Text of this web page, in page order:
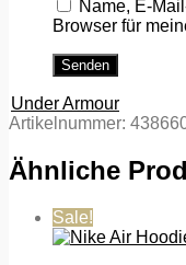
Name, E-
Browser für
Under Armour
Artikelnummer:
Ähnliche
Sale!